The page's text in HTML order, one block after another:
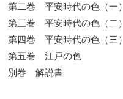
第二巻 平安時代の色（一）
第三巻 平安時代の色（二）
第四巻 平安時代の色（三）
第五巻 江戸の色
別巻 解説書